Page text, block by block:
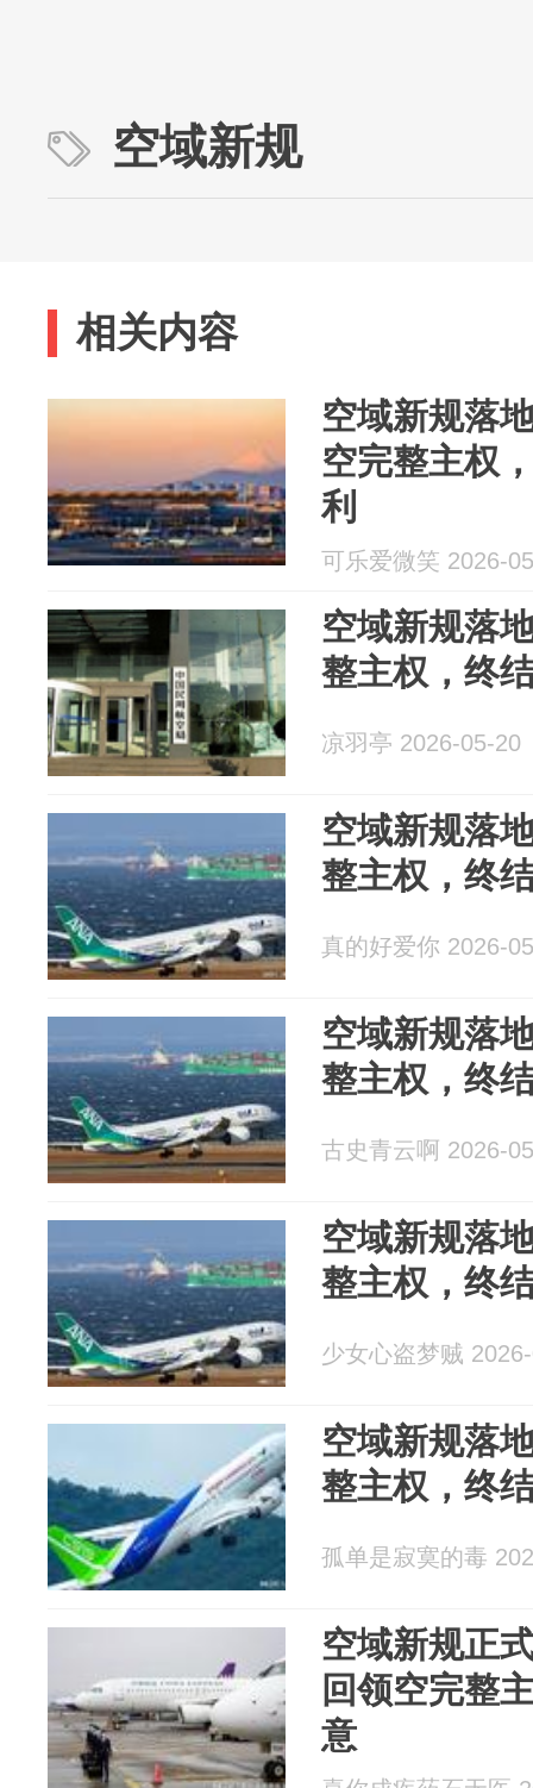
空域新规
相关内容
空域新规落
空完整主权
利
可乐爱微笑 2026-
空域新规落
整主权，终
凉羽亭 2026-05-20
空域新规落
整主权，终
真的好爱你 2026-
空域新规落
整主权，终
古史青云啊 2026-
空域新规落
整主权，终
少女心盗梦贼
空域新规落
整主权，终
孤单是寂寞的毒
空域新规正
回领空完整
意